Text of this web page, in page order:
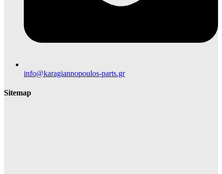
info@karagiannopoulos-parts.gr
Sitemap